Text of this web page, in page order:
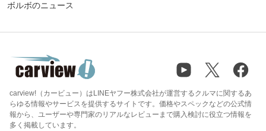
ボルボのニュース
carview!（カービュー）はLINEヤフー株式会社が運営するクルマに関するあ
らゆる情報やサービスを提供するサイトです。価格やスペックなどの公式情
報から、ユーザーや専門家のリアルなレビューまで購入検討に役立つ情報を
多く掲載しています。